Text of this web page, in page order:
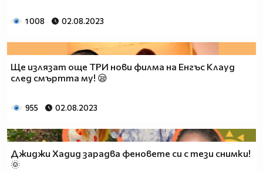
1 008 02.08.2023
Ще излязат още ТРИ нови филма на Енгъс Клауд
след смъртта му! 😪
955 02.08.2023
Джиджи Хадид зарадва феновете си с тези снимки!
🌞